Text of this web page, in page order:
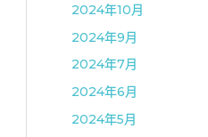
2024年10月
2024年9月
2024年7月
2024年6月
2024年5月